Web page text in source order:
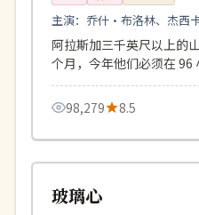
主演： 乔什·布洛林、杰西
阿拉斯加三千英尺以上的
个月，今年他们必须在 96
队。
98,279
8.5
韩国
高分
玻璃心